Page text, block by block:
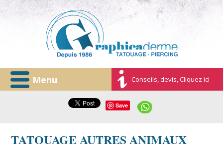
Menu Conseils, devis, Cliquez ici
Save
TATOUAGE AUTRES ANIMAUX